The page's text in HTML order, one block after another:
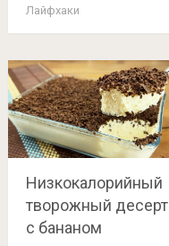
Лайфхаки
Низкокалорийный
творожный десерт
с бананом